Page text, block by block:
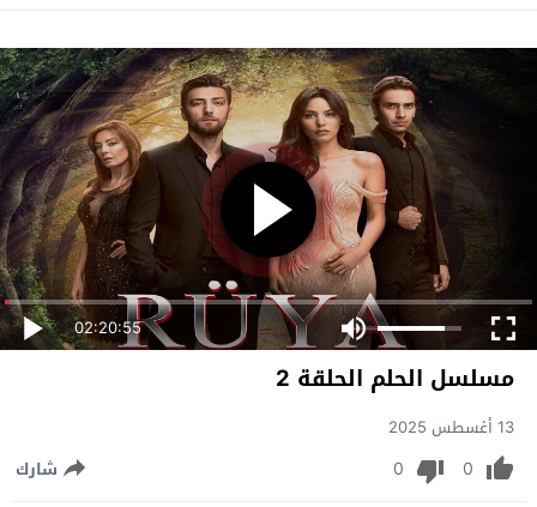
02:20:55
مسلسل الحلم الحلقة 2
13 أغسطس 2025
0
0 شارك